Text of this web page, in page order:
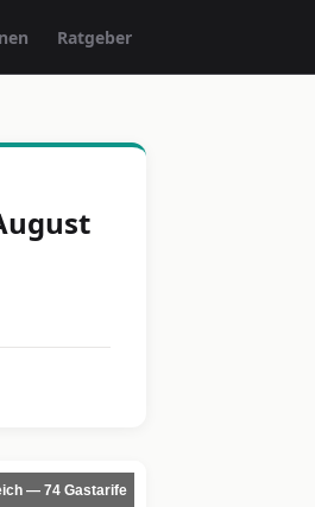
Ratgeber